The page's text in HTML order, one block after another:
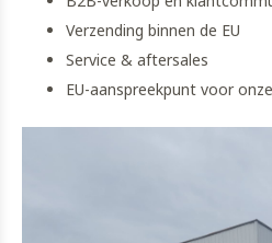
Verzending binnen de EU
Service & aftersales
EU-aanspreekpunt voor